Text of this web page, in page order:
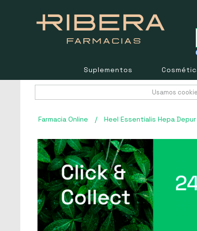
Suplementos
Usamos
Farmacia Online / Heel Essentialis Hepa